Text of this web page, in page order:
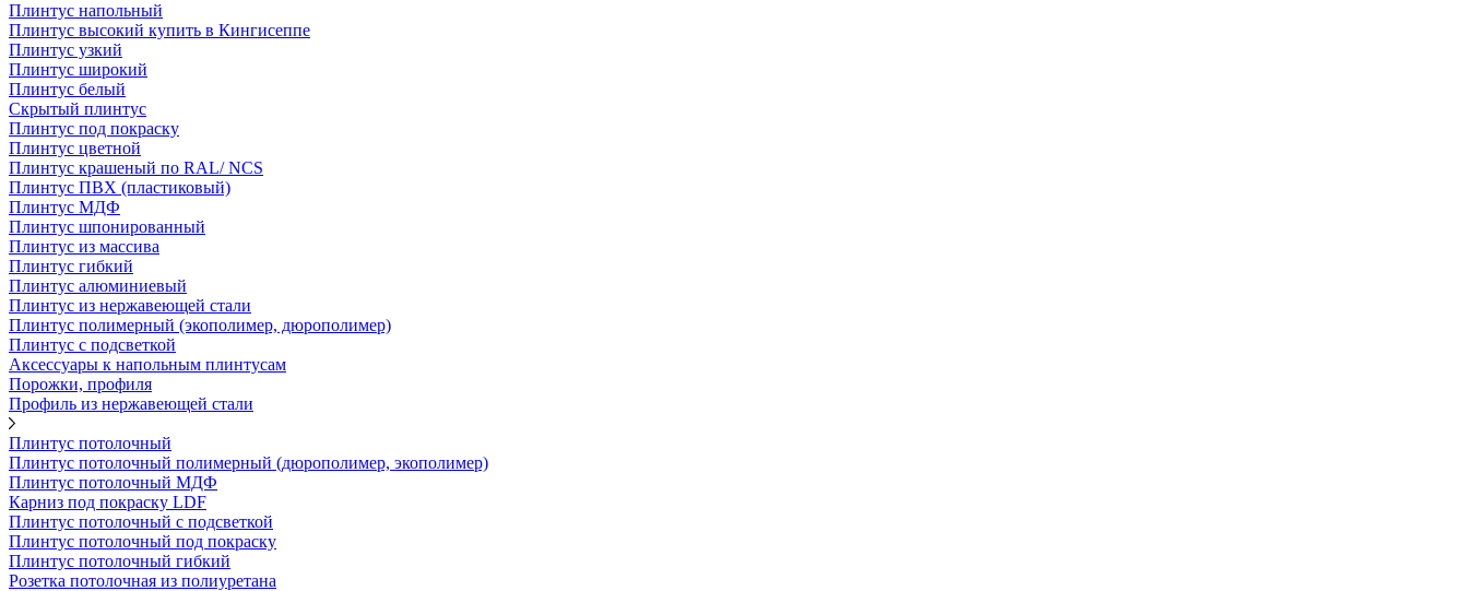
Плинтус напольный
Плинтус высокий купить в Кингисеппе
Плинтус узкий
Плинтус широкий
Плинтус белый
Скрытый плинтус
Плинтус под покраску
Плинтус цветной
Плинтус крашеный по RAL/ NCS
Плинтус ПВХ (пластиковый)
Плинтус МДФ
Плинтус шпонированный
Плинтус из массива
Плинтус гибкий
Плинтус алюминиевый
Плинтус из нержавеющей стали
Плинтус полимерный (экополимер, дюрополимер)
Плинтус с подсветкой
Аксессуары к напольным плинтусам
Порожки, профиля
Профиль из нержавеющей стали
Плинтус потолочный
Плинтус потолочный полимерный (дюрополимер, экополимер)
Плинтус потолочный МДФ
Карниз под покраску LDF
Плинтус потолочный с подсветкой
Плинтус потолочный под покраску
Плинтус потолочный гибкий
Розетка потолочная из полиуретана